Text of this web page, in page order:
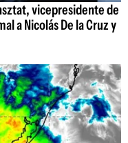
vicepresidente de
a Nicolás De la Cruz y